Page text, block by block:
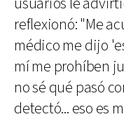
reflexionó: "Me
médico me dijo
mí me prohíben
no sé qué pasó
detectó... eso es